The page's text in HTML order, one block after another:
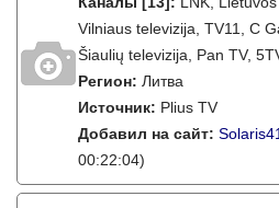
Vilniaus televizija, TV11, C
Šiaulių televizija, Pan TV,
Регион: Литва
Источник: Plius TV
Добавил на сайт:
00:22:04)